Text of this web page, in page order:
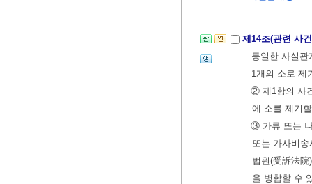
제14조(관련 사
동일한 사실
1개의 소로 제
② 제1항의 사
에 소를 제기
③ 가류 또는
또는 가사비
법원(受訴法
을 병합할 수